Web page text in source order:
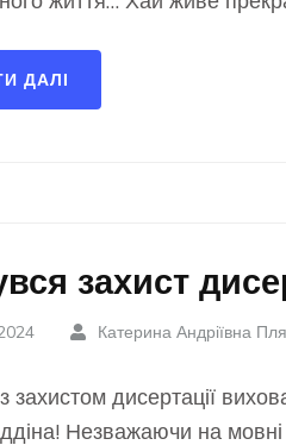
ДАЛІ
захист
Катерина Андріївна
захистом дисертації
Незважаючи на мовні